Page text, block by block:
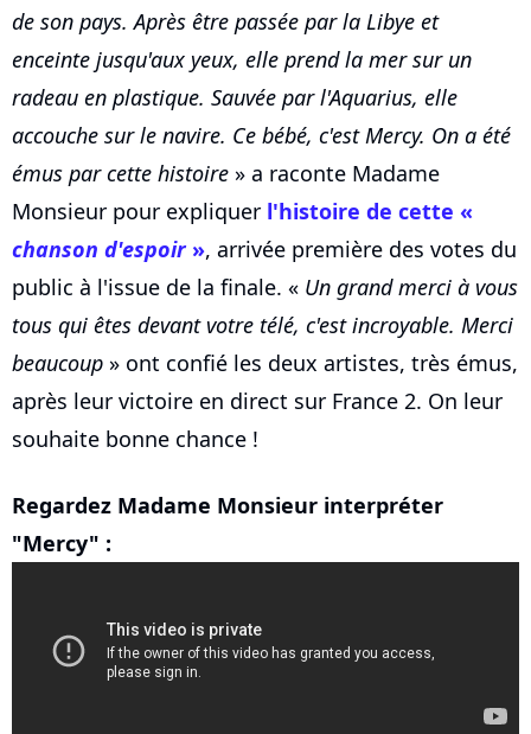
de son pays. Après être passée par la Libye et
enceinte jusqu'aux yeux, elle prend la mer sur un
radeau en plastique. Sauvée par l'Aquarius, elle
accouche sur le navire. Ce bébé, c'est Mercy. On a été
émus par cette histoire » a raconte Madame
Monsieur pour expliquer l'histoire de cette «
chanson d'espoir», arrivée première des votes du
public à l'issue de la finale. « Un grand merci à vous
tous qui êtes devant votre télé, c'est incroyable. Merci
beaucoup » ont confié les deux artistes, très émus,
après leur victoire en direct sur France 2. On leur
souhaite bonne chance !
Regardez Madame Monsieur interpréter
"Mercy" :